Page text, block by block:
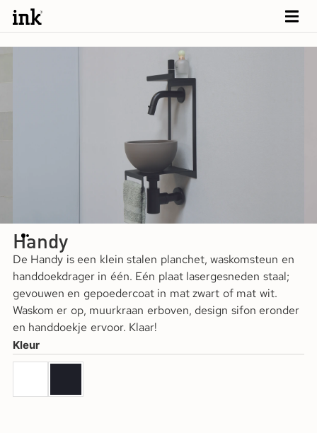
Handy
De Handy is een klein stalen planchet, waskomsteun en
handdoekdrager in één. Eén plaat lasergesneden staal;
gevouwen en gepoedercoat in mat zwart of mat wit.
Waskom er op, muurkraan erboven, design sifon eronder
en handdoekje ervoor. Klaar!
Kleur